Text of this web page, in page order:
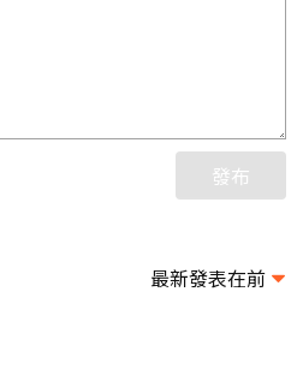
發布
最新發表在前